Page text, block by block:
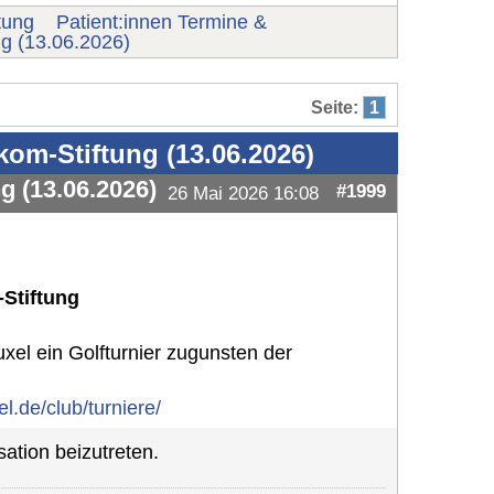
Patient:innen Termine &
(13.06.2026)
Seite: 1
Stiftung (13.06.2026)
(13.06.2026) 26 Mai 2026 16:08 #1999
Stiftung
ein Golfturnier zugunsten der
club/turniere/
beizutreten.